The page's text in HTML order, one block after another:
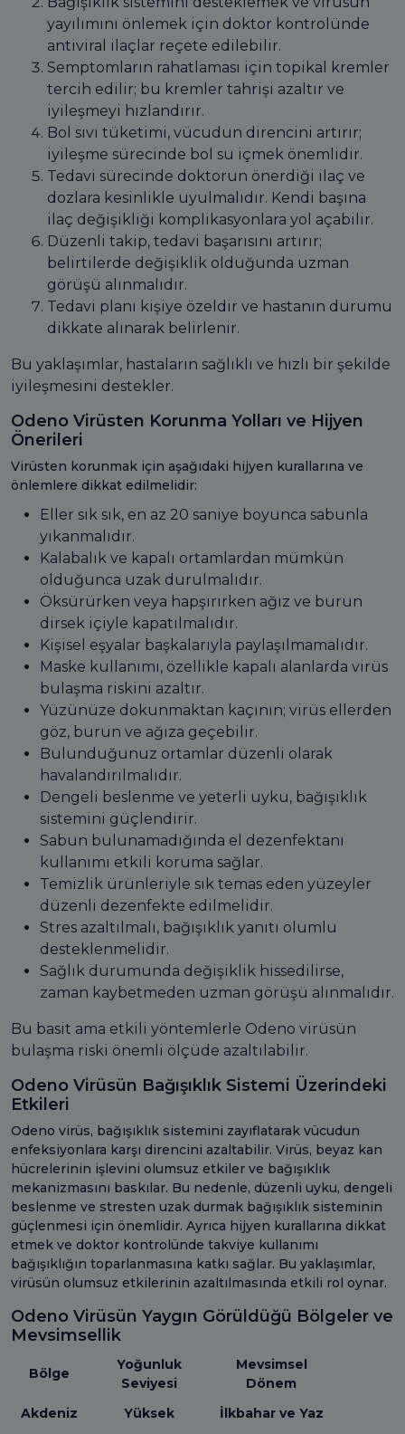
yayılımını önlemek için doktor kontrolünde
antiviral ilaçlar reçete edilebilir.
Semptomların rahatlaması için topikal kremler
tercih edilir; bu kremler tahrişi azaltır ve
iyileşmeyi hızlandırır.
Bol sıvı tüketimi, vücudun direncini artırır;
iyileşme sürecinde bol su içmek önemlidir.
Tedavi sürecinde doktorun önerdiği ilaç ve
dozlara kesinlikle uyulmalıdır. Kendi başına
ilaç değişikliği komplikasyonlara yol açabilir.
Düzenli takip, tedavi başarısını artırır;
belirtilerde değişiklik olduğunda uzman
görüşü alınmalıdır.
Tedavi planı kişiye özeldir ve hastanın durumu
dikkate alınarak belirlenir.
Bu yaklaşımlar, hastaların sağlıklı ve hızlı bir şekilde
iyileşmesini destekler.
Odeno Virüsten Korunma Yolları ve Hijyen
Önerileri
Virüsten korunmak için aşağıdaki hijyen kurallarına ve
önlemlere dikkat edilmelidir:
Eller sık sık, en az 20 saniye boyunca sabunla
yıkanmalıdır.
Kalabalık ve kapalı ortamlardan mümkün
olduğunca uzak durulmalıdır.
Öksürürken veya hapşırırken ağız ve burun
dirsek içiyle kapatılmalıdır.
Kişisel eşyalar başkalarıyla paylaşılmamalıdır.
Maske kullanımı, özellikle kapalı alanlarda virüs
bulaşma riskini azaltır.
Yüzünüze dokunmaktan kaçının; virüs ellerden
göz, burun ve ağıza geçebilir.
Bulunduğunuz ortamlar düzenli olarak
havalandırılmalıdır.
Dengeli beslenme ve yeterli uyku, bağışıklık
sistemini güçlendirir.
Sabun bulunamadığında el dezenfektanı
kullanımı etkili koruma sağlar.
Temizlik ürünleriyle sık temas eden yüzeyler
düzenli dezenfekte edilmelidir.
Stres azaltılmalı, bağışıklık yanıtı olumlu
desteklenmelidir.
Sağlık durumunda değişiklik hissedilirse,
zaman kaybetmeden uzman görüşü alınmalıdır.
Bu basit ama etkili yöntemlerle Odeno virüsün
bulaşma riski önemli ölçüde azaltılabilir.
Odeno Virüsün Bağışıklık Sistemi Üzerindeki
Etkileri
Odeno virüs, bağışıklık sistemini zayıflatarak vücudun
enfeksiyonlara karşı direncini azaltabilir. Virüs, beyaz kan
hücrelerinin işlevini olumsuz etkiler ve bağışıklık
mekanizmasını baskılar. Bu nedenle, düzenli uyku, dengeli
beslenme ve stresten uzak durmak bağışıklık sisteminin
güçlenmesi için önemlidir. Ayrıca hijyen kurallarına dikkat
etmek ve doktor kontrolünde takviye kullanımı
bağışıklığın toparlanmasına katkı sağlar. Bu yaklaşımlar,
virüsün olumsuz etkilerinin azaltılmasında etkili rol oynar.
Odeno Virüsün Yaygın Görüldüğü Bölgeler ve
Mevsimsellik
Bölge
Yoğunluk
Seviyesi
Mevsimsel
Dönem
Akdeniz
Yüksek
İlkbahar ve Yaz